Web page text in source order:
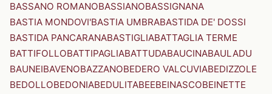
BASSANO ROMANOBASSIANOBASSIGNANA
BASTIA MONDOVI'BASTIA UMBRABASTIDA DE' DOSSI
BASTIDA PANCARANABASTIGLIABATTAGLIA TERME
BATTIFOLLOBATTIPAGLIABATTUDABAUCINABAULADU
BAUNEIBAVENOBAZZANOBEDERO VALCUVIABEDIZZOLE
BEDOLLOBEDONIABEDULITABEEBEINASCOBEINETTE